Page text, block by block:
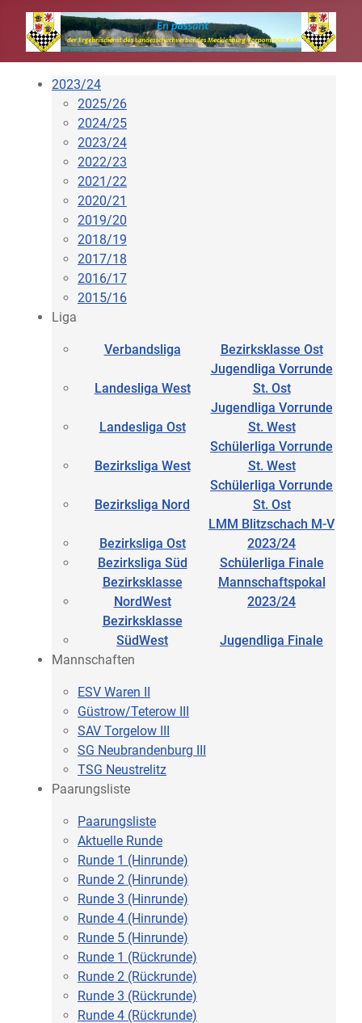
2023/24
2025/26
2024/25
2023/24
2022/23
2021/22
2020/21
2019/20
2018/19
2017/18
2016/17
2015/16
Liga
Verbandsliga Bezirksklasse Ost
Landesliga West
Jugendliga Vorrunde
St. Ost
Landesliga Ost
Jugendliga Vorrunde
St. West
Bezirksliga West
Schülerliga Vorrunde
St. West
Bezirksliga Nord
Schülerliga Vorrunde
St. Ost
Bezirksliga Ost
LMM Blitzschach M-V
2023/24
Bezirksliga Süd
Schülerliga Finale
Bezirksklasse
NordWest
Mannschaftspokal
2023/24
Bezirksklasse
SüdWest
Jugendliga Finale
Mannschaften
ESV Waren II
Güstrow/Teterow III
SAV Torgelow III
SG Neubrandenburg III
TSG Neustrelitz
Paarungsliste
Paarungsliste
Aktuelle Runde
Runde 1 (Hinrunde)
Runde 2 (Hinrunde)
Runde 3 (Hinrunde)
Runde 4 (Hinrunde)
Runde 5 (Hinrunde)
Runde 1 (Rückrunde)
Runde 2 (Rückrunde)
Runde 3 (Rückrunde)
Runde 4 (Rückrunde)